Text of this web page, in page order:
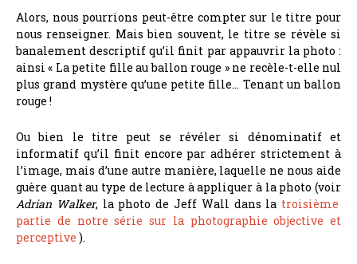
Alors, nous pourrions peut-être compter sur le titre pour
nous renseigner. Mais bien souvent, le titre se révèle si
banalement descriptif qu’il finit par appauvrir la photo :
ainsi « La petite fille au ballon rouge » ne recèle-t-elle nul
plus grand mystère qu’une petite fille… Tenant un ballon
rouge !
Ou bien le titre peut se révéler si dénominatif et
informatif qu’il finit encore par adhérer strictement à
l’image, mais d’une autre manière, laquelle ne nous aide
guère quant au type de lecture à appliquer à la photo (voir
Adrian Walker, la photo de Jeff Wall dans la troisième
partie de notre série sur la photographie objective et
perceptive ).